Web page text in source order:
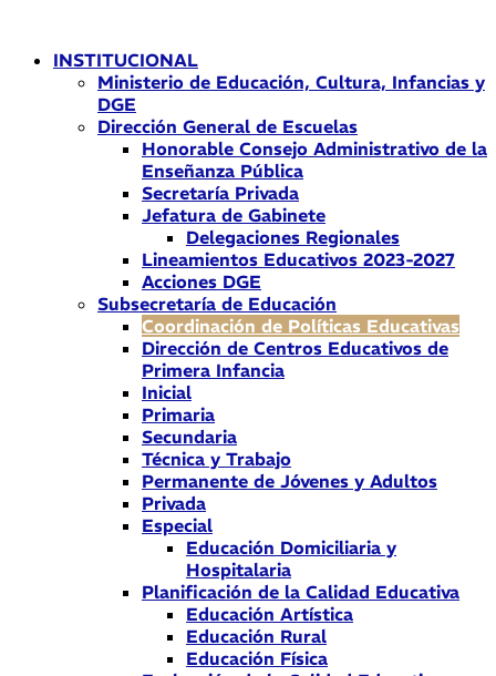
contenidoINSTITUCIONAL
Ministerio de Educación, Cultura, Infancias y
DGE
Dirección General de Escuelas
Honorable Consejo Administrativo de la
Enseñanza Pública
Secretaría Privada
Jefatura de Gabinete
Delegaciones Regionales
Lineamientos Educativos 2023-2027
Acciones DGE
Subsecretaría de Educación
Coordinación de Políticas Educativas
Dirección de Centros Educativos de
Primera Infancia
Inicial
Primaria
Secundaria
Técnica y Trabajo
Permanente de Jóvenes y Adultos
Privada
Especial
Educación Domiciliaria y
Hospitalaria
Planificación de la Calidad Educativa
Educación Artística
Educación Rural
Educación Física